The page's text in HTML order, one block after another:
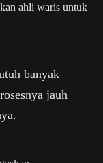
ahli waris untuk
banyak
jauh